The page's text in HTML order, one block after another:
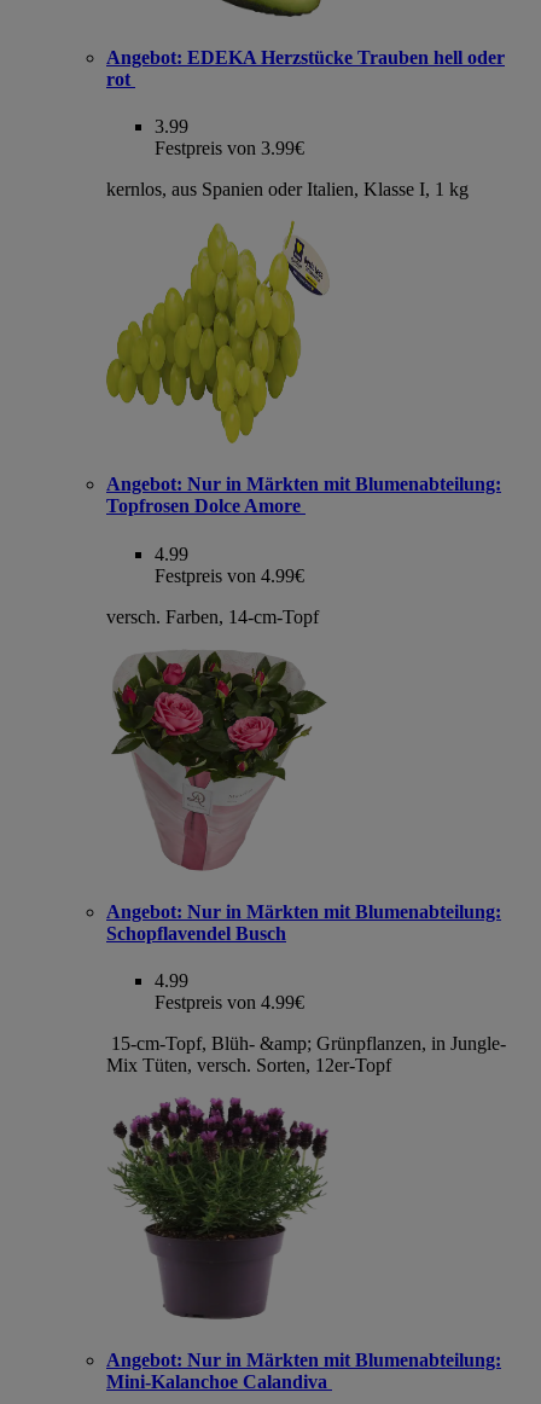
Angebot: EDEKA Herzstücke Trauben hell oder
rot
3.99
Festpreis von 3.99€
kernlos, aus Spanien oder Italien, Klasse I, 1 kg
Angebot: Nur in Märkten mit Blumenabteilung:
Topfrosen Dolce Amore
4.99
Festpreis von 4.99€
versch. Farben, 14-cm-Topf
Angebot: Nur in Märkten mit Blumenabteilung:
Schopflavendel Busch
4.99
Festpreis von 4.99€
15-cm-Topf, Blüh- &amp; Grünpflanzen, in Jungle-
Mix Tüten, versch. Sorten, 12er-Topf
Angebot: Nur in Märkten mit Blumenabteilung:
Mini-Kalanchoe Calandiva